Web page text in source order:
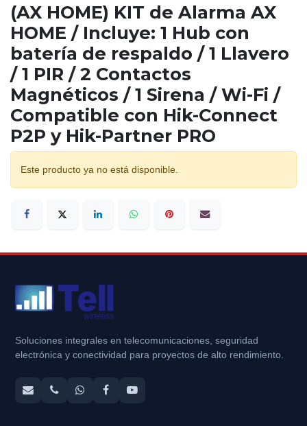
(AX HOME) KIT de Alarma AX
HOME / Incluye: 1 Hub con
batería de respaldo / 1 Llavero
/ 1 PIR / 2 Contactos
Magnéticos / 1 Sirena / Wi-Fi /
Compatible con Hik-Connect
P2P y Hik-Partner PRO
Este producto ya no está disponible.
Soluciones integrales en telecomunicaciones, seguridad
electrónica y conectividad para proyectos de alto rendimiento.